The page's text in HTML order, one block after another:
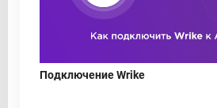
Подключение Wrike